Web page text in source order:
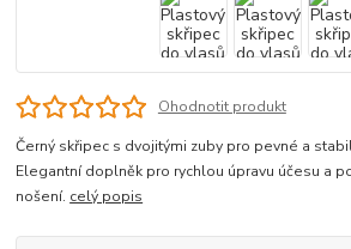
Ohodnotit produkt
Černý skřipec s dvojitými zuby pro pevné a
Elegantní doplněk pro rychlou úpravu účesu a
nošení. celý popis